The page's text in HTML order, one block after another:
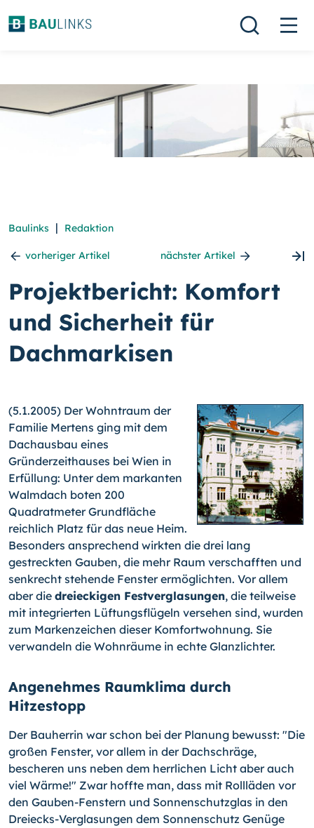
Baulinks | Redaktion
vorheriger Artikel nächster Artikel
Projektbericht: Komfort
und Sicherheit für
Dachmarkisen
(5.1.2005) Der Wohntraum der
Familie Mertens ging mit dem
Dachausbau eines
Gründerzeithauses bei Wien in
Erfüllung: Unter dem markanten
Walmdach boten 200
Quadratmeter Grundfläche
reichlich Platz für das neue Heim.
Besonders ansprechend wirkten die drei lang
gestreckten Gauben, die mehr Raum verschafften und
senkrecht stehende Fenster ermöglichten. Vor allem
aber die dreieckigen Festverglasungen, die teilweise
mit integrierten Lüftungsflügeln versehen sind, wurden
zum Markenzeichen dieser Komfortwohnung. Sie
verwandeln die Wohnräume in echte Glanzlichter.
Angenehmes Raumklima durch
Hitzestopp
Der Bauherrin war schon bei der Planung bewusst: "Die
großen Fenster, vor allem in der Dachschräge,
bescheren uns neben dem herrlichen Licht aber auch
viel Wärme!" Zwar hoffte man, dass mit Rollläden vor
den Gauben-Fenstern und Sonnenschutzglas in den
Dreiecks-Verglasungen dem Sonnenschutz Genüge